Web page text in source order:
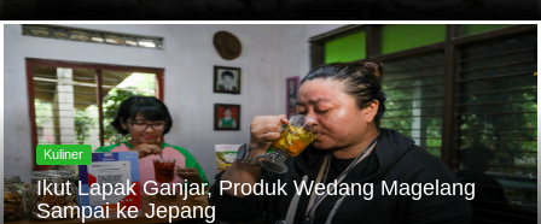
Kuliner
Ikut Lapak Ganjar, Produk Wedang Magelang
Sampai ke Jepang